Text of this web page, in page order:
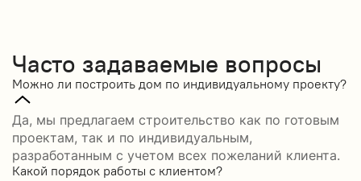
Часто задаваемые вопросы
Можно ли построить дом по индивидуальному проекту?
Да, мы предлагаем строительство как по готовым
проектам, так и по индивидуальным,
разработанным с учетом всех пожеланий клиента.
Какой порядок работы с клиентом?